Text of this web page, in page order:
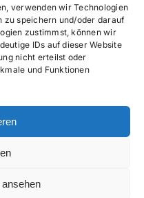
verwenden wir Technologien
zu speichern und/oder darauf
zustimmst, können wir
IDs auf dieser Website
nicht erteilst oder
und Funktionen